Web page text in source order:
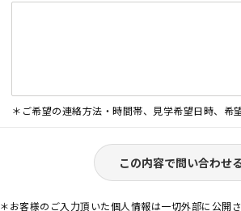
＊ご希望の連絡方法・時間帯、見学希望日時、希
この内容で問い合わせ
＊お客様のご入力頂いた個人情報は一切外部に公開